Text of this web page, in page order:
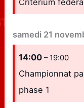
samedi 21
14:00– 19:00
Championnat
phase 1